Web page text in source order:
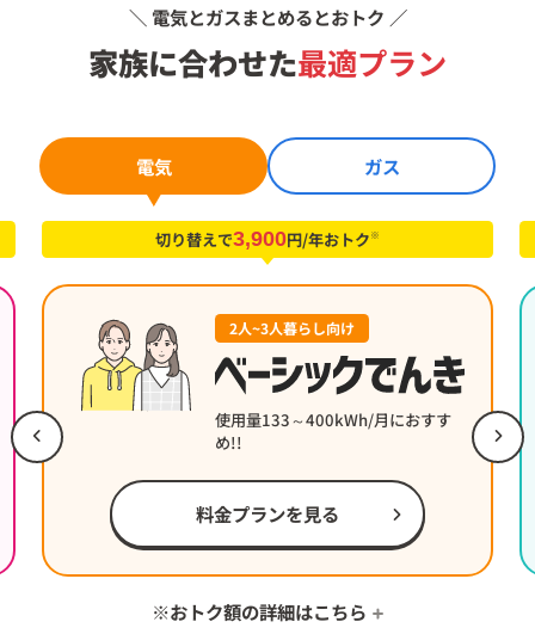
＼ 電気とガスまとめるとおトク ／
家族に合わせた最適プラン
電気 ガス
切り替えで3,900円/年おトク※
2人~3人暮らし向け
使用量133～400kWh/月におすす
め!!
料金プランを見る
※ 使用量（40A・300kWh/月）をもとに、東京電力エナジーパー
※おトク額の詳細はこちら